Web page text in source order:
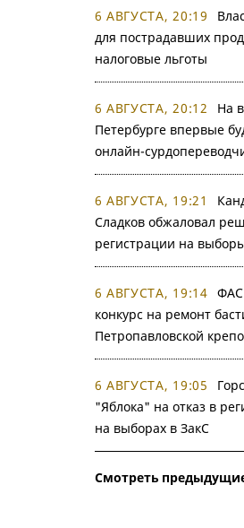
6 АВГУСТА, 20:19
для пострадавших
налоговые льготы
6 АВГУСТА, 20:12
На
Петербурге впервые
онлайн-
6 АВГУСТА, 19:21
Сладков обжаловал
регистрации на
6 АВГУСТА, 19:14 ФАС
конкурс на ремонт
Петропавловской
6 АВГУСТА, 19:05
"Яблока" на отказ в
на выборах в ЗакС
Смотреть